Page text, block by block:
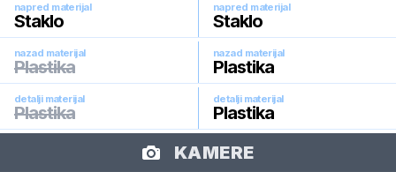
napred materijal
Staklo
napred materijal
Staklo
nazad materijal
Plastika
nazad materijal
Plastika
detalji materijal
Plastika
detalji materijal
Plastika
KAMERE